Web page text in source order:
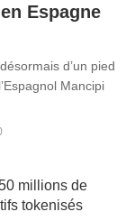
Espagne
d’un pied
Mancipi
millions de
tokenisés